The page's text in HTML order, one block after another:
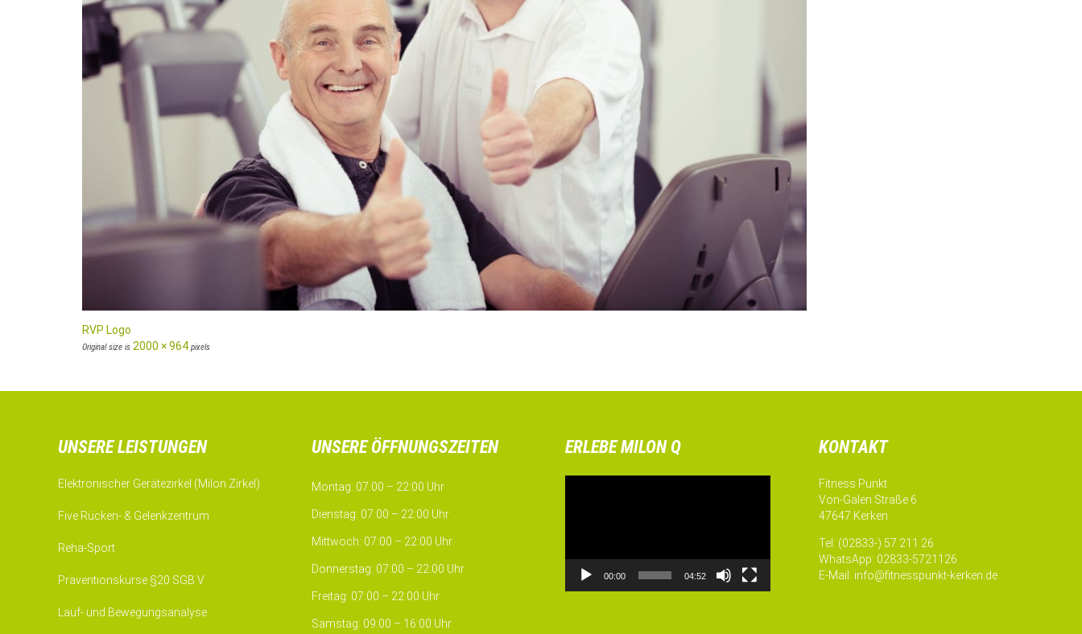
RVP Logo
Original size is 2000 × 964 pixels
UNSERE LEISTUNGEN
Elektronischer Gerätezirkel (Milon Zirkel)
Five Rücken- & Gelenkzentrum
Reha-Sport
Präventionskurse §20 SGB V
Lauf- und Bewegungsanalyse
UNSERE ÖFFNUNGSZEITEN
Montag: 07:00 – 22:00 Uhr
Dienstag: 07:00 – 22:00 Uhr
Mittwoch: 07:00 – 22:00 Uhr
Donnerstag: 07:00 – 22:00 Uhr
Freitag: 07:00 – 22:00 Uhr
Samstag: 09:00 – 16:00 Uhr
ERLEBE MILON Q
00:00 04:52
KONTAKT
Fitness Punkt
Von-Galen Straße 6
47647 Kerken
Tel: (02833-) 57 211 26
WhatsApp: 02833-5721126
E-Mail: info@fitnesspunkt-kerken.de